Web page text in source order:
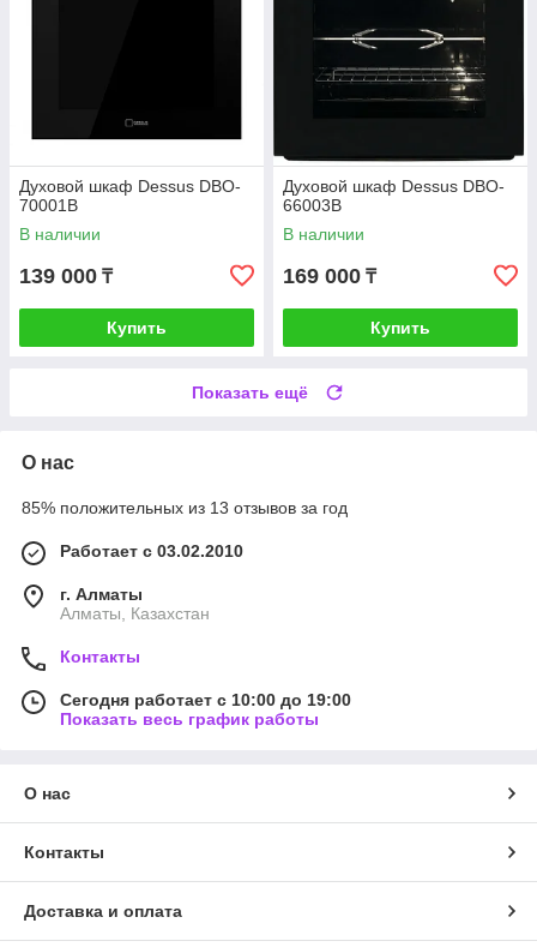
Духовой шкаф Dessus DBO-
70001B
В наличии
139 000 ₸
Купить
Духовой шкаф Dessus DBO-
66003B
В наличии
169 000 ₸
Купить
Показать ещё
О нас
85% положительных из 13 отзывов за год
Работает с 03.02.2010
г. Алматы
Алматы, Казахстан
Контакты
Сегодня работает с 10:00 до 19:00
Показать весь график работы
О нас
Контакты
Доставка и оплата